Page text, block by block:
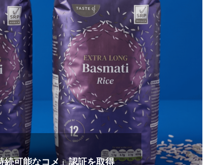
続可能なコメ」認証を取得